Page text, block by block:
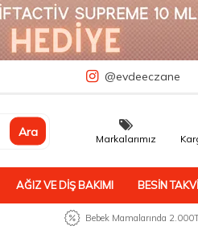
@evdeeczane
Ara Markalarımız
AĞIZ VE DIŞ BAKIMI BESIN
Bebek Mamalarında